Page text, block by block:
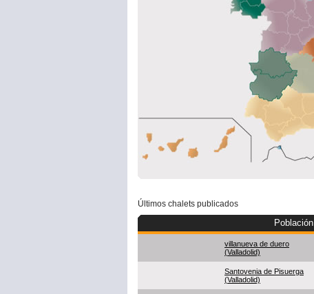
Últimos chalets publicados
Población
villanueva de duero
(Valladolid)
Santovenia de Pisuerga
(Valladolid)